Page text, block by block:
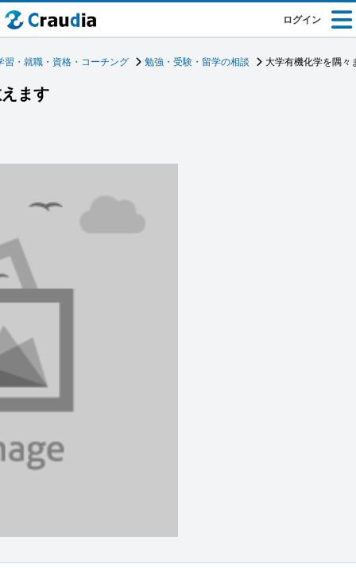
ログイン
習・就職・資格・コーチング 勉強・受験・留学の相談 大学有機化学を隅々
ます